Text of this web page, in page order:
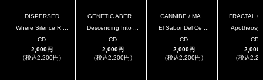
DISPERSED
Where Silence R ...
CD
2,000円
（税込2,200円）
GENETIC ABER ...
Descending Into ...
CD
2,000円
（税込2,200円）
CANNIBE / MA ...
El Sabor Del Ce ...
CD
2,000円
（税込2,200円）
FRACTAL
CD
2,000
（税込